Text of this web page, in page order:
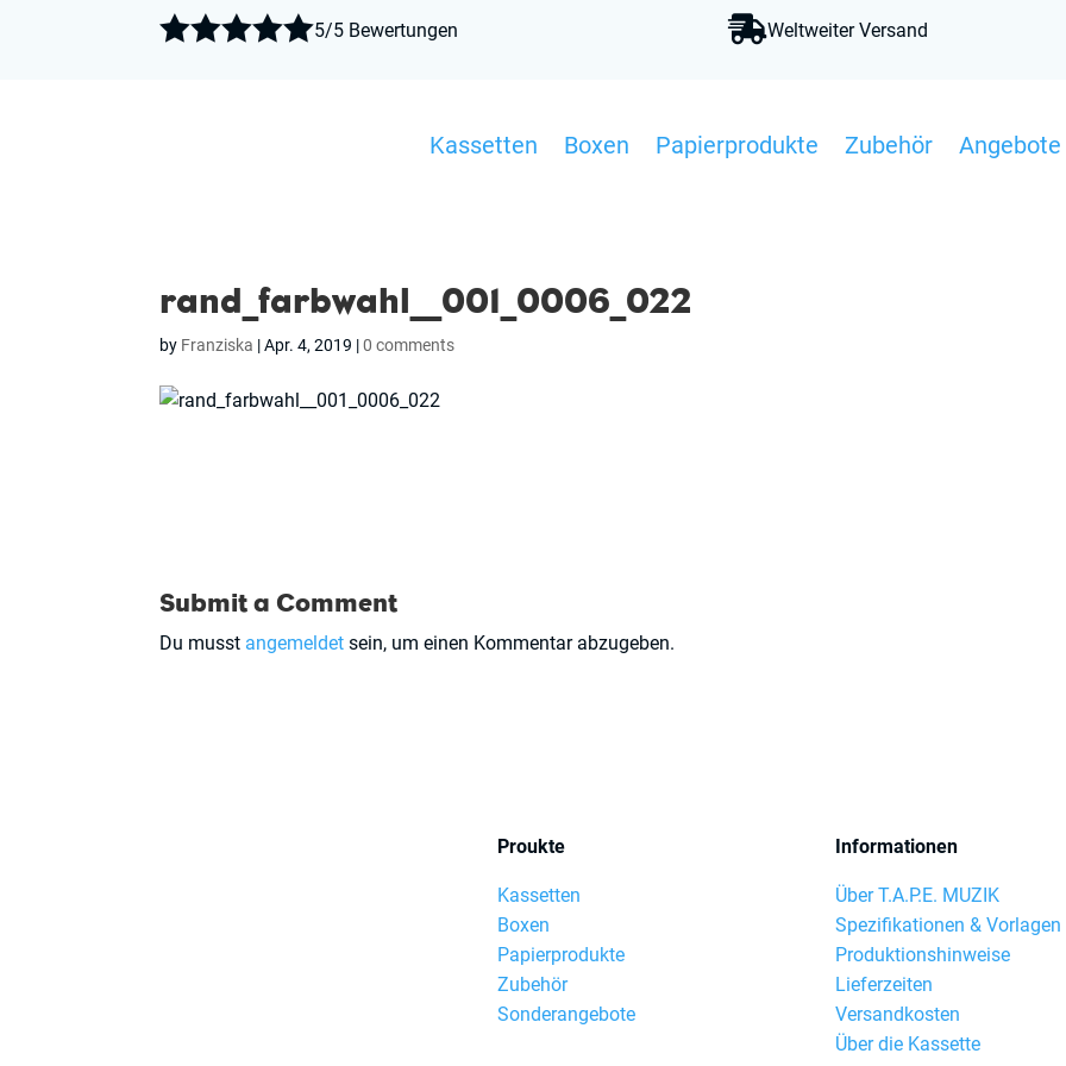
5/5 Bewertungen Weltweiter Versand
Kassetten Boxen Papierprodukte Zubehör Angebote
rand_farbwahl__001_0006_022
by Franziska |Apr. 4, 2019 |0 comments
Submit a Comment
Du musst angemeldet sein, um einen Kommentar abzugeben.
Proukte
Kassetten
Boxen
Papierprodukte
Zubehör
Sonderangebote
Informationen
Über T.A.P.E. MUZIK
Spezifikationen & Vorlagen
Produktionshinweise
Lieferzeiten
Versandkosten
Über die Kassette